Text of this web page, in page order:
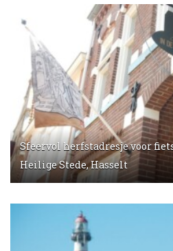
Sfeervol herfstadresje voor
Heilige Stede, Hasselt